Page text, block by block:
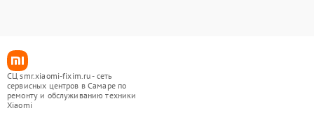
СЦ smr.xiaomi-fixim.ru - сеть
сервисных центров в Самаре по
ремонту и обслуживанию техники
Xiaomi